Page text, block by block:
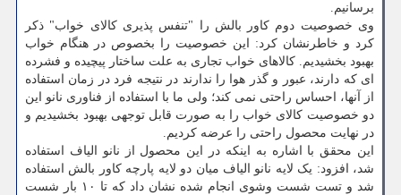
برسانیم.
وی خصوصیت دوم کاور بالش را "تنفس پذیری کالای خواب" ذکر
کرد و خاطرنشان کرد: این خصوصیت را بخصوص در هنگام خواب
بهبود بخشیدیم. کالاهای خواب تجاری به علت ساختار پیچیده و فشرده
ای که دارند، عبور و گذر هوا را ندارند در نتیجه فرد در زمان استفاده
از آنها، احساس راحتی نمی کند؛ ولی ما با استفاده از فناوری نانو این
دو خصوصیت کالای خواب را به صورت قابل توجهی بهبود بخشیدیم و
در نهایت محصول راحتی را عرضه کردیم.
این محقق با اشاره به اینکه در این محصول از نانو الیاف استفاده
شد، افزود: یک لایه نانو الیاف میان دو لایه پارچه کاور بالش استفاده
شد و تست شست وشوی انجام شده نشان داد که تا ۱۰ بار شست